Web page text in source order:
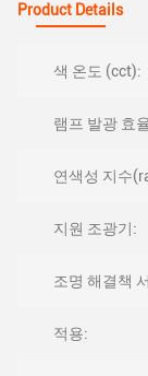
Product Details
색 온도 (cct):
램프 발광 효
연색성 지수
지원 조광기:
조명 해결책
적용: